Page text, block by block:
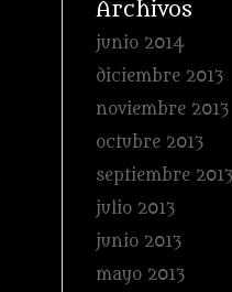
Archivos
junio 2014
diciembre 2013
noviembre 2013
octubre 2013
septiembre 2013
julio 2013
junio 2013
mayo 2013